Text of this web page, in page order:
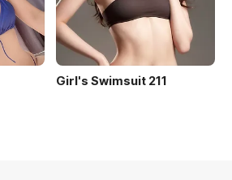
Girl's Swimsuit 211